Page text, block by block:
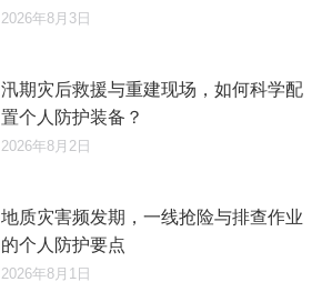
2026年8月3日
汛期灾后救援与重建现场，如何科学配
置个人防护装备？
2026年8月2日
地质灾害频发期，一线抢险与排查作业
的个人防护要点
2026年8月1日